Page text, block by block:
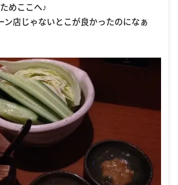
めここへ♪
ン店じゃないとこが良かったのになぁ